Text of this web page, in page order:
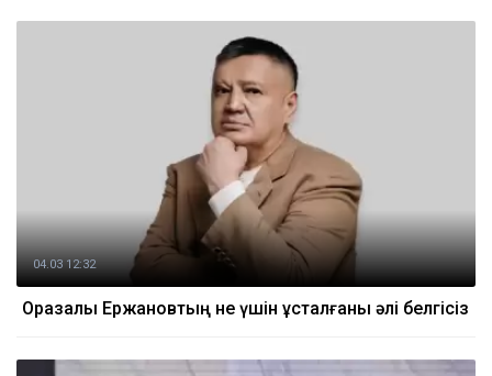
04.03 12:32
Оразалы Ержановтың не үшін ұсталғаны әлі белгісіз